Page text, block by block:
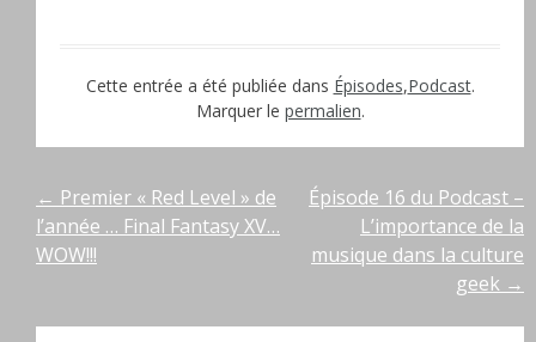
Cette entrée a été publiée dans Épisodes,Podcast.
Marquer le permalien.
Navigation
de
l’article
← Premier « Red Level » de
l’année … Final Fantasy XV…
WOW!!!
Épisode 16 du Podcast –
L’importance de la
musique dans la culture
geek →